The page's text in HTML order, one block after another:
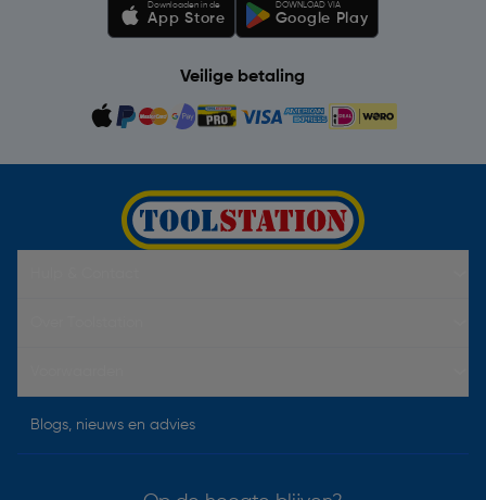
Downloaden in de
App Store
DOWNLOAD VIA
Google Play
Veilige betaling
Blogs, nieuws en advies